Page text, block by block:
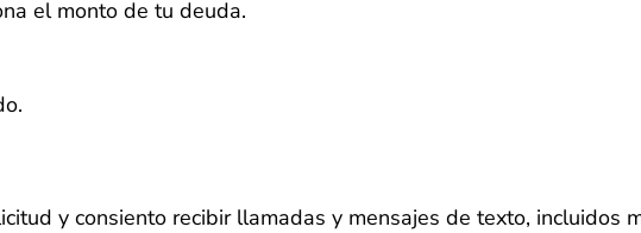
el monto de tu deuda.
y consiento recibir llamadas y mensajes de texto, incluidos